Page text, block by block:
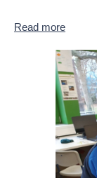
Read more